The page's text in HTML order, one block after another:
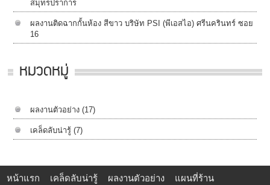
สมุทรปราการ
ผลงานติดฉากกั้นห้อง สีขาว บริษัท PSI (พีเอสไอ) ศรีนครินทร์ ซอย
16
หมวดหมู่
ผลงานตัวอย่าง(17)
เคล็ดลับน่ารู้(7)
หน้าแรก เคล็ดลับน่ารู้ ผลงานตัวอย่าง แผนที่ร้าน